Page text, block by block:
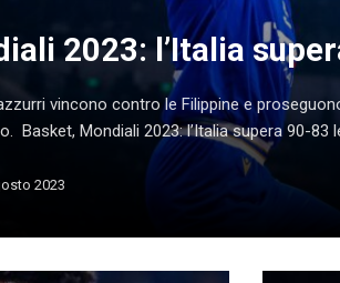
2023: l’Italia
vincono contro le Filippine e
Basket, Mondiali 2023: l’Italia supera 90-83
2023